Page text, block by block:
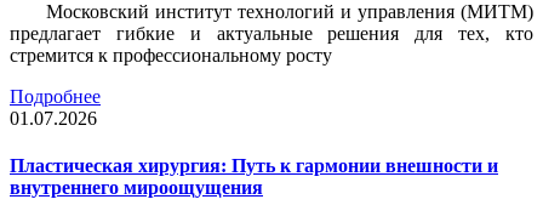
Московский институт технологий и управления (МИТМ)
предлагает гибкие и актуальные решения для тех, кто
стремится к профессиональному росту
Подробнее
01.07.2026
Пластическая хирургия: Путь к гармонии внешности и
внутреннего мироощущения